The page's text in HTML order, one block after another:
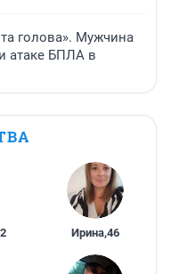
голова». Мужчина
атаке БПЛА в
Ирина,46